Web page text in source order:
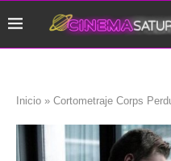
Inicio » Cortometraje Corps